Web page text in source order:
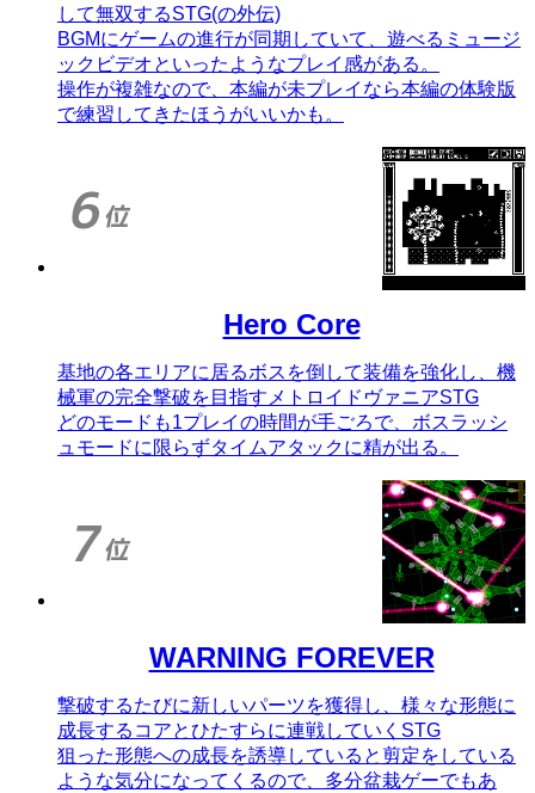
して無双するSTG(の外伝)
BGMにゲームの進行が同期していて、遊べるミュージ
ックビデオといったようなプレイ感がある。
操作が複雑なので、本編が未プレイなら本編の体験版
で練習してきたほうがいいかも。
Hero Core
基地の各エリアに居るボスを倒して装備を強化し、機
械軍の完全撃破を目指すメトロイドヴァニアSTG
どのモードも1プレイの時間が手ごろで、ボスラッシ
ュモードに限らずタイムアタックに精が出る。
WARNING FOREVER
撃破するたびに新しいパーツを獲得し、様々な形態に
成長するコアとひたすらに連戦していくSTG
狙った形態への成長を誘導していると剪定をしている
ような気分になってくるので、多分盆栽ゲーでもあ